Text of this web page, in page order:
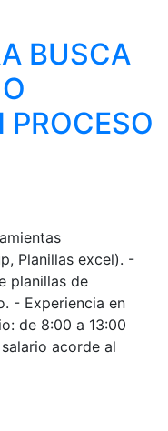
BUSCA
PROCESO
Planillas excel). -
planillas de
- Experiencia en
de 8:00 a 13:00
acorde al